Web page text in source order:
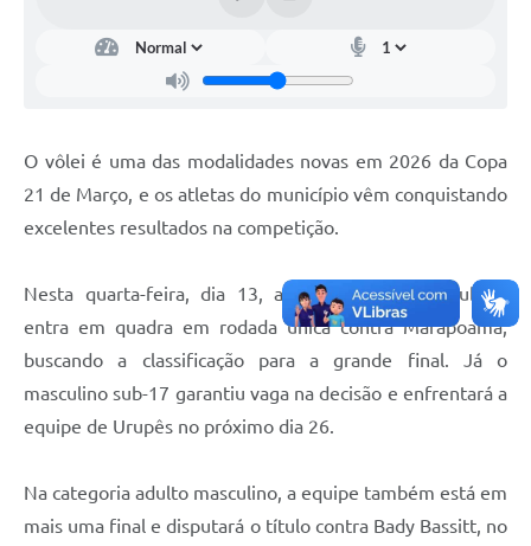
O vôlei é uma das modalidades novas em 2026 da Copa
21 de Março, e os atletas do município vêm conquistando
excelentes resultados na competição.
Nesta quarta-feira, dia 13, a equipe feminina sub-17
entra em quadra em rodada única contra Marapoama,
buscando a classificação para a grande final. Já o
masculino sub-17 garantiu vaga na decisão e enfrentará a
equipe de Urupês no próximo dia 26.
Na categoria adulto masculino, a equipe também está em
mais uma final e disputará o título contra Bady Bassitt, no